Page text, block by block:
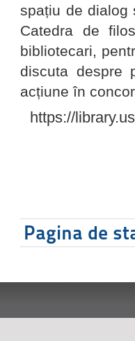
spațiu de dialog
Catedra de
bibliotecari,
discuta despre
acțiune în
https://
Pagina de